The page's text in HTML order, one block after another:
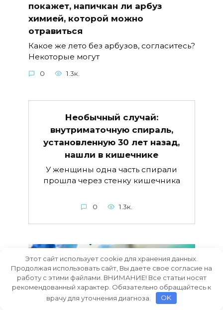
покажет, напичкан ли арбуз
химией, которой можно
отравиться
Какое же лето без арбузов, согласитесь?
Некоторые могут
0 1.3к.
Необычный случай:
внутриматочную спираль,
установленную 30 лет назад,
нашли в кишечнике
У женщины одна часть спирали
прошла через стенку кишечника
0 1.3к.
Этот сайт использует cookie для хранения данных.
Продолжая использовать сайт, Вы даете свое согласие на
работу с этими файлами. ВНИМАНИЕ! Все статьи носят
рекомендованный характер. Обязательно обращайтесь к
врачу для уточнения диагноза.
OK